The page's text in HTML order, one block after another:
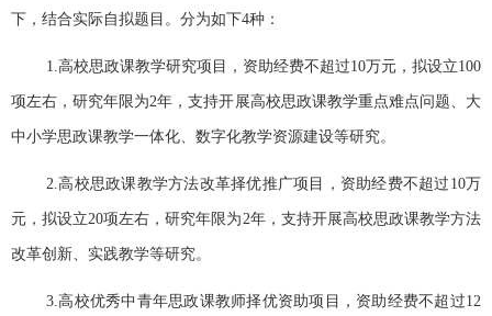
下，结合实际自拟题目。分为如下4种：
1.高校思政课教学研究项目，资助经费不超过10万元，拟设立100
项左右，研究年限为2年，支持开展高校思政课教学重点难点问题、大
中小学思政课教学一体化、数字化教学资源建设等研究。
2.高校思政课教学方法改革择优推广项目，资助经费不超过 10万
元，拟设立20项左右，研究年限为2年，支持开展高校思政课教学方法
改革创新、实践教学等研究。
3.高校优秀中青年思政课教师择优资助项目，资助经费不超过12